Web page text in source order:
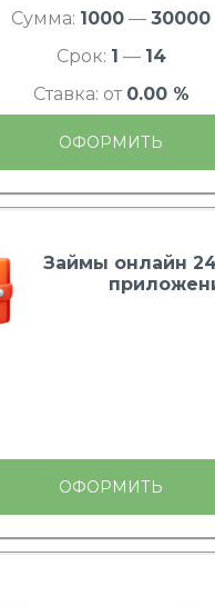
Сумма: 1000 — 30000
Срок: 1 — 14
Ставка: от 0.00 %
ОФОРМИТЬ
Займы онлайн
ОФОРМИТЬ